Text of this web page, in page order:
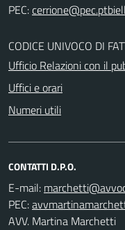
PEC:
CODICE UNIVOCO DI
Ufficio Relazioni con il
Uffici e orari
Numeri utili
CONTATTI D.P.O.
E-mail:
PEC:
AVV. Martina Marchetti